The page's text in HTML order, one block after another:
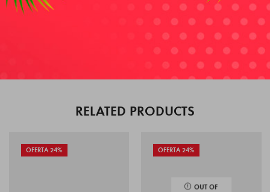
es una fragancia de la familia olfativa
se lanzó en 2000. La Nariz
RELATED PRODUCTS
OFERTA 24% OFERTA 24%
OUT OF